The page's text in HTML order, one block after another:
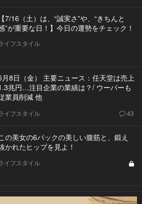
【7/16（土）は、“誠実さ”や、“きちんと
”が重要な日！】今日の運勢をチェック！
イフスタイル
月8日（金） 主要ニュース：任天堂は売上
兆円…注目企業の業績は？/ ウーバーも
業員削減 他
イフスタイル 43
の美女の6パックの美しい腹筋と、鍛え
かれたヒップを見よ！
イフスタイル